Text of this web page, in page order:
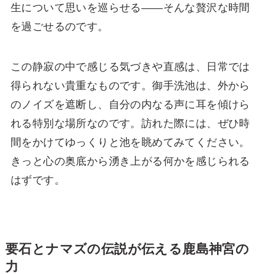
生について思いを巡らせる――そんな贅沢な時間
を過ごせるのです。
この静寂の中で感じる気づきや直感は、日常では
得られない貴重なものです。御手洗池は、外から
のノイズを遮断し、自分の内なる声に耳を傾けら
れる特別な場所なのです。訪れた際には、ぜひ時
間をかけてゆっくりと池を眺めてみてください。
きっと心の奥底から湧き上がる何かを感じられる
はずです。
要石とナマズの伝説が伝える鹿島神宮の
力